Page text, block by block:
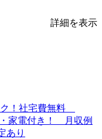
詳細を表示